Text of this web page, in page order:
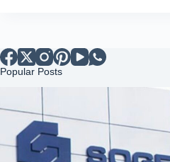
Popular Posts